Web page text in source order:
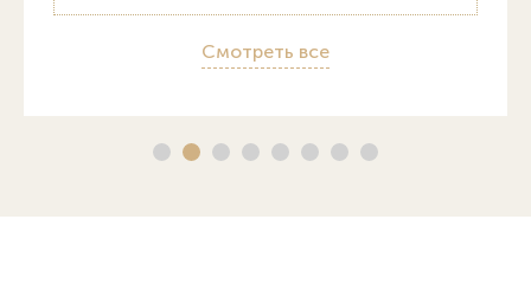
Смотреть все